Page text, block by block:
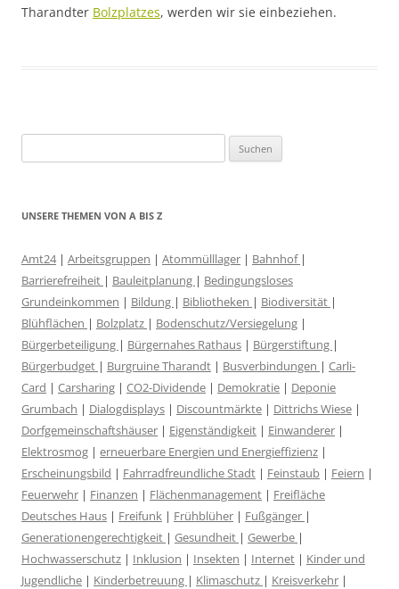
Tharandter Bolzplatzes, werden wir sie einbeziehen.
nach:
UNSERE THEMEN VON A BIS Z
Amt24| Arbeitsgruppen | Atommülllager | Bahnhof |
Barrierefreiheit | Bauleitplanung | Bedingungsloses
Grundeinkommen | Bildung | Bibliotheken | Biodiversität |
Blühflächen | Bolzplatz | Bodenschutz/Versiegelung |
Bürgerbeteiligung | Bürgernahes Rathaus | Bürgerstiftung |
Bürgerbudget | Burgruine Tharandt | Busverbindungen | Carli-
Card | Carsharing | CO2-Dividende | Demokratie | Deponie
Grumbach | Dialogdisplays | Discountmärkte | Dittrichs Wiese |
Dorfgemeinschaftshäuser | Eigenständigkeit | Einwanderer |
Elektrosmog | erneuerbare Energien und Energieffizienz |
Erscheinungsbild | Fahrradfreundliche Stadt | Feinstaub | Feiern |
Feuerwehr | Finanzen | Flächenmanagement | Freifläche
Deutsches Haus | Freifunk | Frühblüher | Fußgänger |
Generationengerechtigkeit | Gesundheit | Gewerbe |
Hochwasserschutz | Inklusion | Insekten | Internet | Kinder und
Jugendliche | Kinderbetreuung | Klimaschutz | Kreisverkehr |